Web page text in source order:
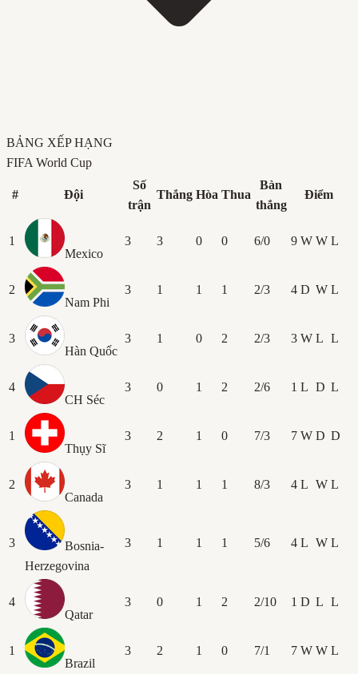
BẢNG XẾP HẠNG
FIFA World Cup
# Đội
Số
trận
Thắng Hòa Thua
Bàn
thắng
Điểm
1
Mexico
3 3 0 0 6/0 9 W W L
2
Nam Phi
3 1 1 1 2/3 4 D W L
3
Hàn Quốc
3 1 0 2 2/3 3 W L L
4
CH Séc
3 0 1 2 2/6 1 L D L
1
Thụy Sĩ
3 2 1 0 7/3 7 W D D
2
Canada
3 1 1 1 8/3 4 L W L
3
Bosnia-
Herzegovina
3 1 1 1 5/6 4 L W L
4
Qatar
3 0 1 2 2/10 1 D L L
1
Brazil
3 2 1 0 7/1 7 W W L